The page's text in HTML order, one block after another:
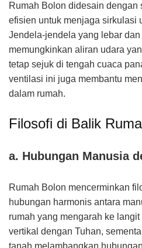
Rumah Bolon didesain dengan
efisien untuk menjaga sirkulasi
Jendela-jendela yang lebar
memungkinkan aliran udara
tetap sejuk di tengah cuaca
ventilasi ini juga membantu
dalam rumah.
Filosofi di Balik
a. Hubungan Manusia
Rumah Bolon mencerminkan
hubungan harmonis antara
rumah yang mengarah ke
vertikal dengan Tuhan,